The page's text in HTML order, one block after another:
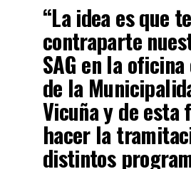
“La idea es que
contraparte
SAG en la
de la
Vicuña y de esta
hacer la
distintos